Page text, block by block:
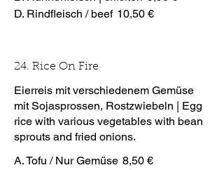
D. Rindfleisch / beef 10,50 €
24. Rice On Fire
Eierreis mit verschiedenem Gemüse
mit Sojasprossen, Rostzwiebeln | Egg
rice with various vegetables with bean
sprouts and fried onions.
A. Tofu / Nur Gemüse 8,50 €